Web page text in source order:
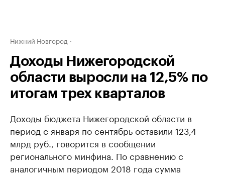
Нижний Новгород
Доходы Нижегородской
области выросли на 12,5% по
итогам трех кварталов
Доходы бюджета Нижегородской области в
период с января по сентябрь оставили 123,4
млрд руб., говорится в сообщении
регионального минфина. По сравнению с
аналогичным периодом 2018 года сумма